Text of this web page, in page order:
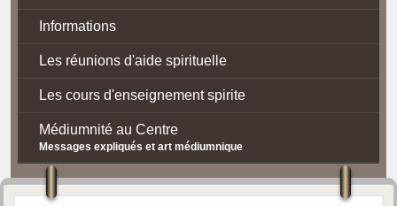
Informations
Les réunions d'aide spirituelle
Les cours d'enseignement spirite
Médiumnité au Centre
Messages expliqués et art médiumnique
Contact / Accès